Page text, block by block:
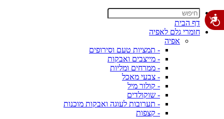
דף הבית
חומרי גלם לאפיה
אפיה
- תמציות טעם וסירופים
- מייצבים ואבקות
- ממרחים ומליות
- צבעי מאכל
- קולור מיל
- שוקולדים
- תערובות לעוגה ואבקות מוכנות
- קצפות